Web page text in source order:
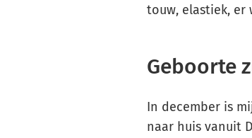
touw, elastiek, er
Geboorte
In december is
naar huis vanuit